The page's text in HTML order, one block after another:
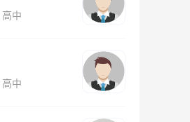
高中
高中